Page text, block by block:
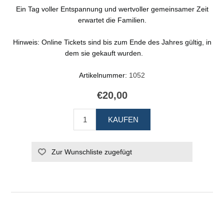
Ein Tag voller Entspannung und wertvoller gemeinsamer Zeit
erwartet die Familien.
Hinweis: Online Tickets sind bis zum Ende des Jahres gültig, in
dem sie gekauft wurden.
Artikelnummer: 1052
€20,00
KAUFEN
Zur Wunschliste zugefügt